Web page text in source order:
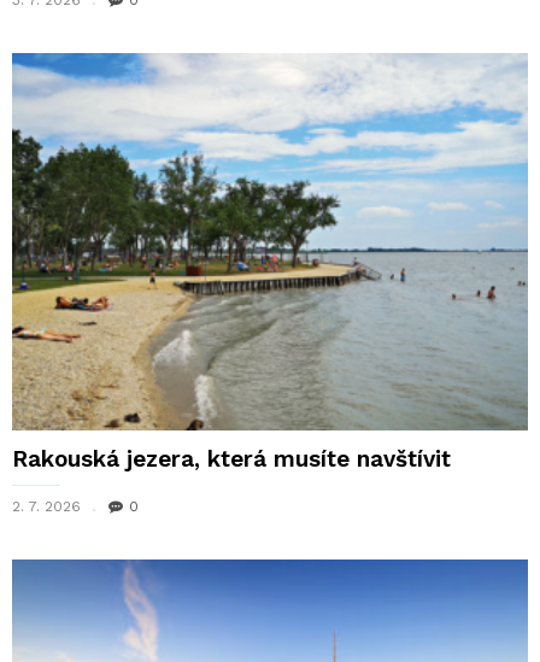
Rakouská jezera, která musíte navštívit
2. 7. 2026 0